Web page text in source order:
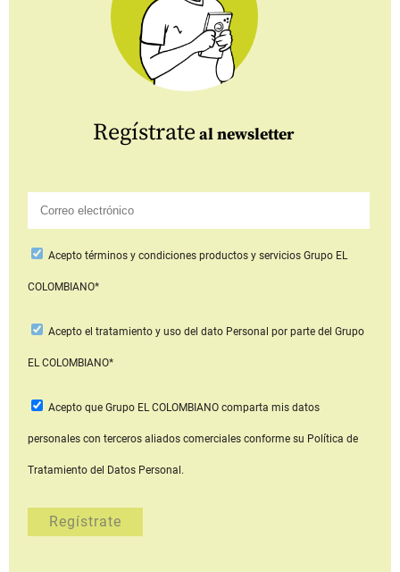
Regístrate al newsletter
Aceptotérminos y condiciones productos y serviciosGrupo EL
COLOMBIANO*
Acepto el tratamiento y uso del dato Personal por parte del Grupo
EL COLOMBIANO*
Acepto que Grupo EL COLOMBIANOcomparta mis datos
personales con terceros aliados comerciales conforme su Política de
Tratamiento del Datos Personal.